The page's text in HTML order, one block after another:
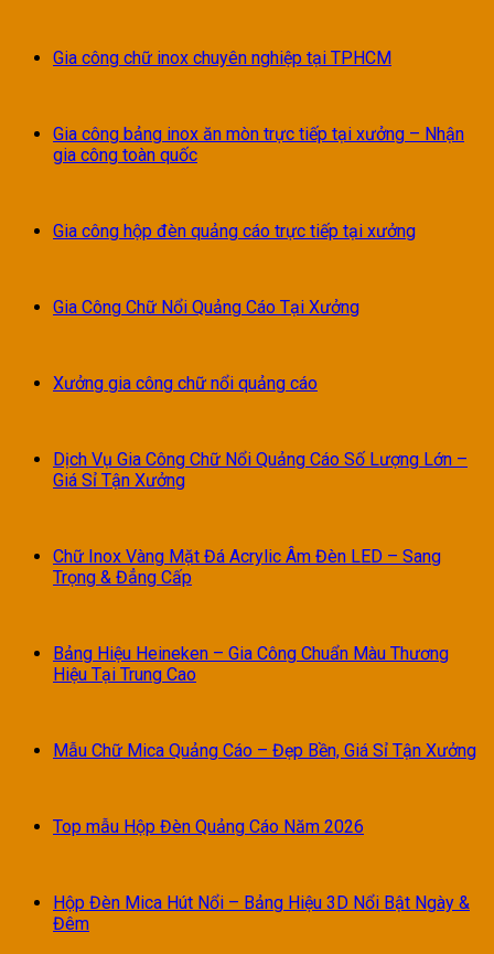
Gia công chữ inox chuyên nghiệp tại TPHCM
Gia công bảng inox ăn mòn trực tiếp tại xưởng – Nhận
gia công toàn quốc
Gia công hộp đèn quảng cáo trực tiếp tại xưởng
Gia Công Chữ Nổi Quảng Cáo Tại Xưởng
Xưởng gia công chữ nổi quảng cáo
Dịch Vụ Gia Công Chữ Nổi Quảng Cáo Số Lượng Lớn –
Giá Sỉ Tận Xưởng
Chữ Inox Vàng Mặt Đá Acrylic Âm Đèn LED – Sang
Trọng & Đẳng Cấp
Bảng Hiệu Heineken – Gia Công Chuẩn Màu Thương
Hiệu Tại Trung Cao
Mẫu Chữ Mica Quảng Cáo – Đẹp Bền, Giá Sỉ Tận Xưởng
Top mẫu Hộp Đèn Quảng Cáo Năm 2026
Hộp Đèn Mica Hút Nổi – Bảng Hiệu 3D Nổi Bật Ngày &
Đêm